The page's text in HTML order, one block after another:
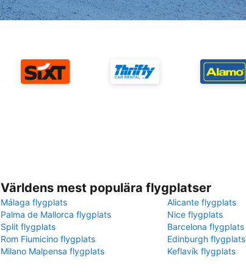
Världens mest populära flygplatser
Málaga flygplats
Alicante flygplats
Palma de Mallorca flygplats
Nice flygplats
Split flygplats
Barcelona flygplats
Rom Fiumicino flygplats
Edinburgh flygplats
Milano Malpensa flygplats
Keflavík flygplats